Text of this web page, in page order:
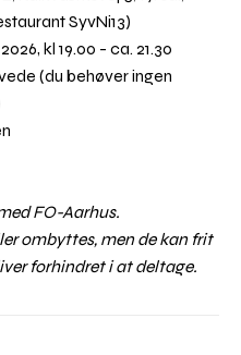
SyvNi13)
kl 19.00 - ca. 21.30
(du behøver ingen
FO-Aarhus.
ombyttes, men de kan frit
forhindret i at deltage.